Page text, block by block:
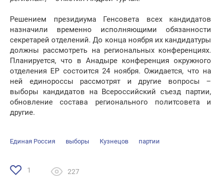
Решением президиума Генсовета всех кандидатов
назначили временно исполняющими обязанности
секретарей отделений. До конца ноября их кандидатуры
должны рассмотреть на региональных конференциях.
Планируется, что в Анадыре конференция окружного
отделения ЕР состоится 24 ноября. Ожидается, что на
ней единороссы рассмотрят и другие вопросы –
выборы кандидатов на Всероссийский съезд партии,
обновление состава регионального политсовета и
другие.
Единая Россия выборы Кузнецов партии
1 227